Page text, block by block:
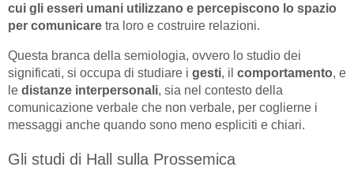
cui gli esseri umani utilizzano e percepiscono lo spazio
per comunicare tra loro e costruire relazioni.
Questa branca della semiologia, ovvero lo studio dei
significati, si occupa di studiare i gesti, il comportamento, e
le distanze interpersonali, sia nel contesto della
comunicazione verbale che non verbale, per coglierne i
messaggi anche quando sono meno espliciti e chiari.
Gli studi di Hall sulla Prossemica